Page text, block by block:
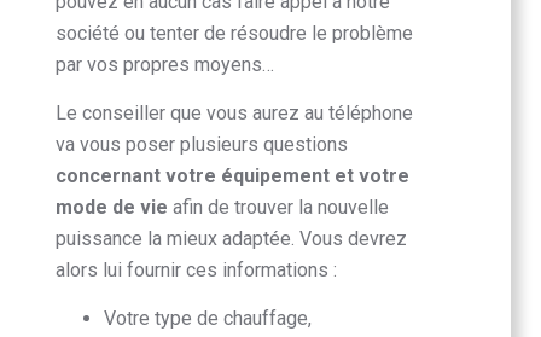
société ou tenter de résoudre le problème
par vos propres moyens…
Le conseiller que vous aurez au téléphone
va vous poser plusieurs questions
concernant votre équipement et votre
mode de vie afin de trouver la nouvelle
puissance la mieux adaptée. Vous devrez
alors lui fournir ces informations :
Votre type de chauffage,